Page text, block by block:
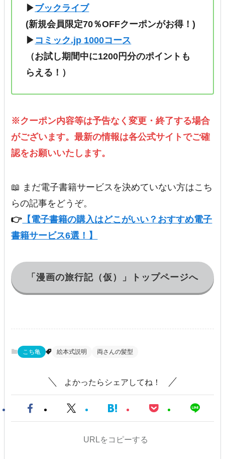
▶ブックライブ
(新規会員限定70％OFFクーポンがお得！)
▶ コミック.jp 1000コース
（お試し期間中に1200円分のポイントも
らえる！ ）
※クーポン内容等は予告なく変更・終了する場合
がございます。最新の情報は各公式サイトでご確
認をお願いいたします。
📖 まだ電子書籍サービスを決めていない方はこち
らの記事をどうぞ。
👉 【電子書籍の購入はどこがいい？おすすめ電子
書籍サービス6選！】
「漫画の旅行記（仮）」トップページへ
こち亀 絵本式説明 両さんの髪型
よかったらシェアしてね！
URLをコピーする